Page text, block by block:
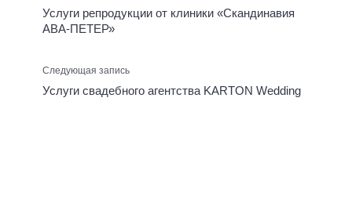
Услуги репродукции от клиники «Скандинавия
АВА-ПЕТЕР»
Следующая запись
Услуги свадебного агентства KARTON Wedding